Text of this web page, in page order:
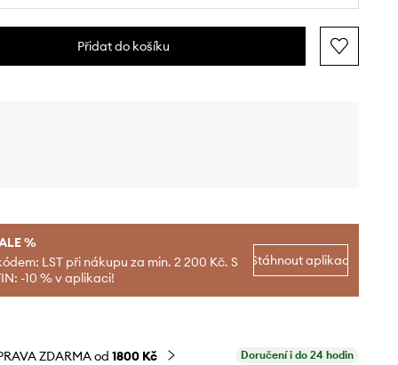
Přidat do košíku
%
LST při nákupu za min. 2 200 Kč. S
-10 % v aplikaci!
Stáhnout aplikaci
ZDARMA od 1800 Kč Doručení i do 24 hodin